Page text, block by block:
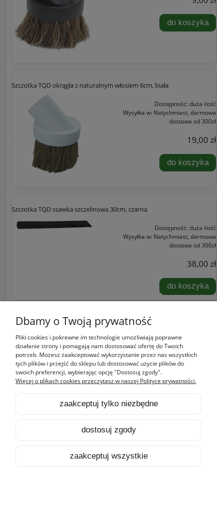
do koszyka
Szczotka TQD okrągła z naturalnym włosiem 6cm, biała
Dostępność: duża ilość
Wysyłka w: Natychmiast, darmowa
dostawa od 300zł
19,00 zł
do koszyka
Szczotka TQD ssawka szczelinowa 30cm, czarna
Dostępność: duża ilość
Wysyłka w: Natychmiast, darmowa
dostawa od 300zł
38,00 zł
do koszyka
Zakupy
Pomoc
Dbamy o Twoją prywatność
Pliki cookies i pokrewne im technologie umożliwiają poprawne
działanie strony i pomagają nam dostosować ofertę do Twoich
potrzeb. Możesz zaakceptować wykorzystanie przez nas wszystkich
tych plików i przejść do sklepu lub dostosować użycie plików do
swoich preferencji, wybierając opcję "Dostosuj zgody".
Więcej o plikach cookies przeczytasz w naszej Polityce prywatności.
zaakceptuj tylko niezbędne
dostosuj zgody
zaakceptuj wszystkie